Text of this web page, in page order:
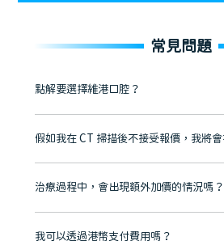
常見問題
點解要選擇維港口腔？
維港口腔踐行「醫道濟世」的大學校訓，各分
牌」、「2025香港企業領袖品牌」，是諾貝爾
至今已服務超過三十個國家和地區的顧客，受
市市民極高的口碑評價及信任推薦 珠海、深圳
有咨詢及服務保障中心，有任何問題都可以隨
假如我在 CT 掃描後不接受報價，我將
不會！只要未開始實際服務之前，你不會被收
治療過程中，會出現額外加價的情況嗎？
不會，治療前我們會詳細說明治療方案及對應
我可以透過港幣支付費用嗎？